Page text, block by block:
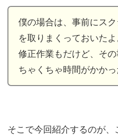
僕の場合は、事前にス
を取りまくっておいたよ
修正作業もだけど、そ
ちゃくちゃ時間がかかっ
そこで今回紹介するのが